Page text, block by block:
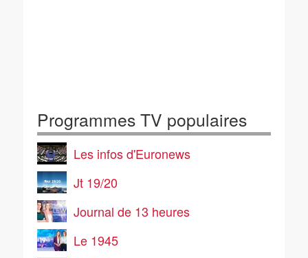
Programmes TV populaires
Les infos d'Euronews
Jt 19/20
Journal de 13 heures
Le 1945